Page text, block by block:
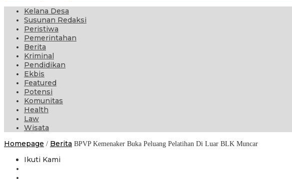
Kelana Desa
Susunan Redaksi
Peristiwa
Pemerintahan
Berita
Kriminal
Pendidikan
Ekbis
Featured
Potensi
Komunitas
Health
Law
Wisata
Homepage / Berita BPVP Kemenaker Buka Peluang Pelatihan Di Luar BLK Muncar
Ikuti Kami